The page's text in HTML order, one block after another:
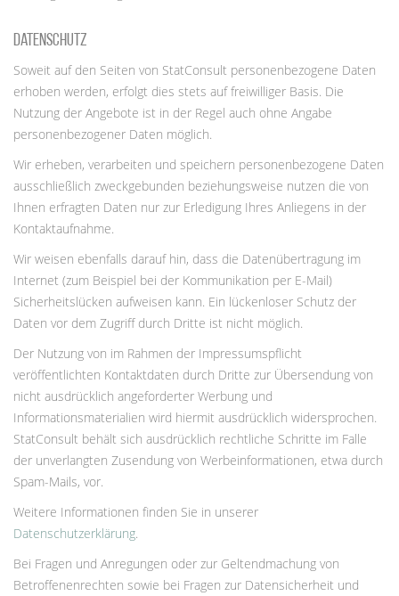
Datenschutz
Soweit auf den Seiten von StatConsult personenbezogene Daten
erhoben werden, erfolgt dies stets auf freiwilliger Basis. Die
Nutzung der Angebote ist in der Regel auch ohne Angabe
personenbezogener Daten möglich.
Wir erheben, verarbeiten und speichern personenbezogene Daten
ausschließlich zweckgebunden beziehungsweise nutzen die von
Ihnen erfragten Daten nur zur Erledigung Ihres Anliegens in der
Kontaktaufnahme.
Wir weisen ebenfalls darauf hin, dass die Datenübertragung im
Internet (zum Beispiel bei der Kommunikation per E-Mail)
Sicherheitslücken aufweisen kann. Ein lückenloser Schutz der
Daten vor dem Zugriff durch Dritte ist nicht möglich.
Der Nutzung von im Rahmen der Impressumspflicht
veröffentlichten Kontaktdaten durch Dritte zur Übersendung von
nicht ausdrücklich angeforderter Werbung und
Informationsmaterialien wird hiermit ausdrücklich widersprochen.
StatConsult behält sich ausdrücklich rechtliche Schritte im Falle
der unverlangten Zusendung von Werbeinformationen, etwa durch
Spam-Mails, vor.
Weitere Informationen finden Sie in unserer
Datenschutzerklärung.
Bei Fragen und Anregungen oder zur Geltendmachung von
Betroffenenrechten sowie bei Fragen zur Datensicherheit und